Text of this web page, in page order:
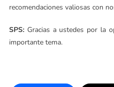
recomendaciones valiosas con
SPS:Gracias a ustedes por la
importante tema.